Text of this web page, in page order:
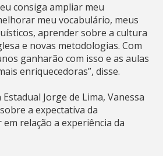
consiga ampliar meu
meu vocabulário, meus
aprender sobre a cultura
e novas metodologias. Com
ganharão com isso e as aulas
enriquecedoras”, disse.
Jorge de Lima, Vanessa
a expectativa da
relação a experiência da